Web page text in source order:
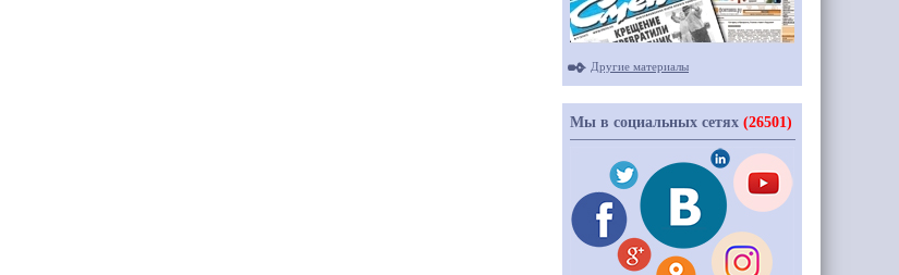
Другие материалы
Мы в социальных сетях (26501)